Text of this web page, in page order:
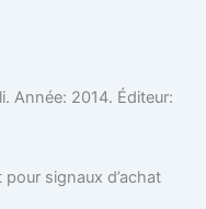
Année: 2014. Éditeur:
signaux d’achat